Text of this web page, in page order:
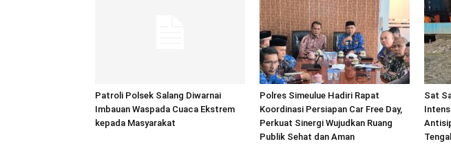
Patroli Polsek Salang Diwarnai
Imbauan Waspada Cuaca Ekstrem
kepada Masyarakat
Polres Simeulue Hadiri Rapat
Koordinasi Persiapan Car Free Day,
Perkuat Sinergi Wujudkan Ruang
Publik Sehat dan Aman
Sat